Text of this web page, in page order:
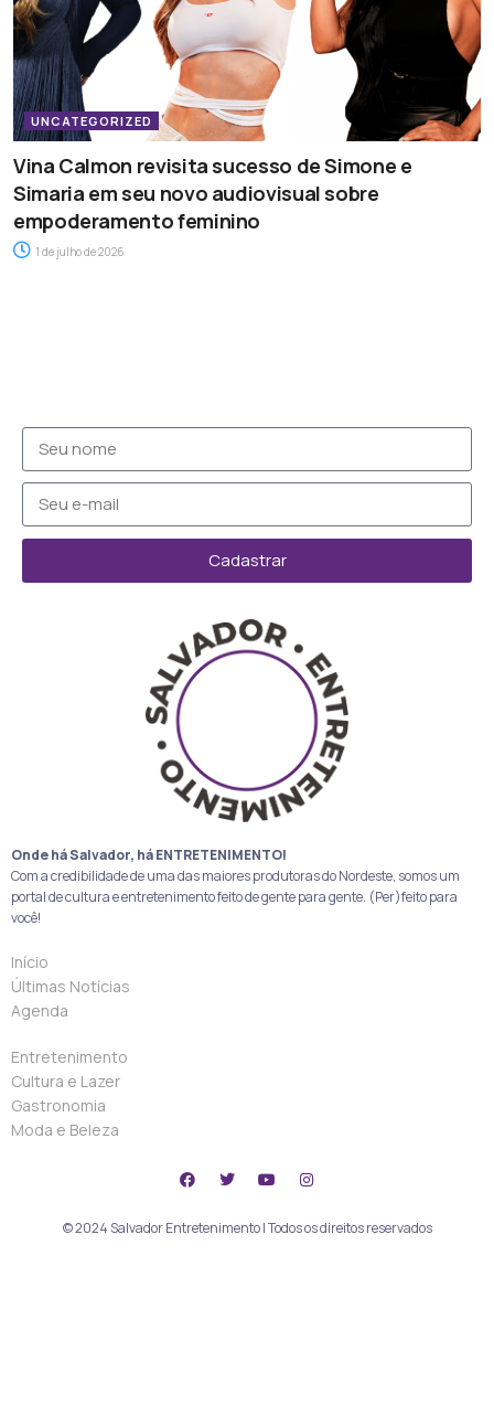
UNCATEGORIZED
Vina Calmon revisita sucesso de Simone e
Simaria em seu novo audiovisual sobre
empoderamento feminino
1 de julho de 2026
Cadastrar
Onde há Salvador, há ENTRETENIMENTO!
Com a credibilidade de uma das maiores produtoras do Nordeste, somos um
portal de cultura e entretenimento feito de gente para gente. (Per)feito para
você!
Início
Últimas Notícias
Agenda
Entretenimento
Cultura e Lazer
Gastronomia
Moda e Beleza
© 2024 Salvador Entretenimento | Todos os direitos reservados